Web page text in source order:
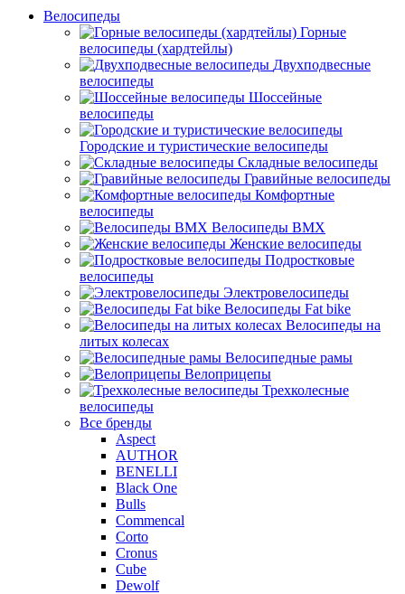
Велосипеды
Горные
велосипеды (хардтейлы)
Двухподвесные
велосипеды
Шоссейные
велосипеды
Городские и туристические велосипеды
Складные велосипеды
Гравийные велосипеды
Комфортные
велосипеды
Велосипеды BMX
Женские велосипеды
Подростковые
велосипеды
Электровелосипеды
Велосипеды Fat bike
Велосипеды на
литых колесах
Велосипедные рамы
Велоприцепы
Трехколесные
велосипеды
Все бренды
Aspect
AUTHOR
BENELLI
Black One
Bulls
Commencal
Corto
Cronus
Cube
Dewolf